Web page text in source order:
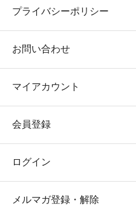
プライバシーポリシー
お問い合わせ
マイアカウント
会員登録
ログイン
メルマガ登録・解除